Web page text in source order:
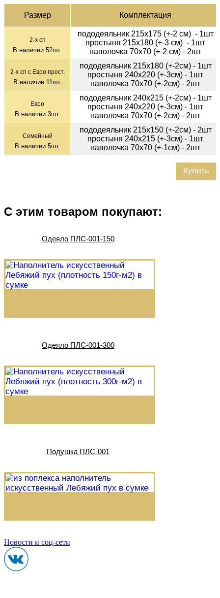
Раз­мер Ком­плек­тация
2-х сп
В наличии 52шт.
пододеяльник 215х175 (+-2 см) - 1шт
простыня 215х180 (+-3 см) - 1шт
наволочка 70х70 (+-2 см) - 2шт
2-х сп с Евро прост.
В наличии 11 шт.
пододеяльник 215х180 (+-2см) - 1шт
простыня 240х220 (+-3см) - 1шт
наволочка 70х70 (+-2см) - 2шт
Евро
В наличии 3шт.
пододеяльник 240х215 (+-2см) - 1шт
простыня 240х220 (+-3см) - 1шт
наволочка 70х70 (+-2см) - 2шт
Семейный
В наличии 5шт.
пододеяльник 215х150 (+-2см) - 2шт
простыня 240х215 (+-3см) - 1шт
наволочка 70х70 (+-1см) - 2шт
Купить
С этим товаром покупают:
Одеяло ПЛС-001-150
Одеяло ПЛС-001-300
Подушка ПЛС-001
Новости и соц-сети